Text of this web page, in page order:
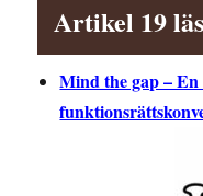
Artikel 19
Mind the gap – En